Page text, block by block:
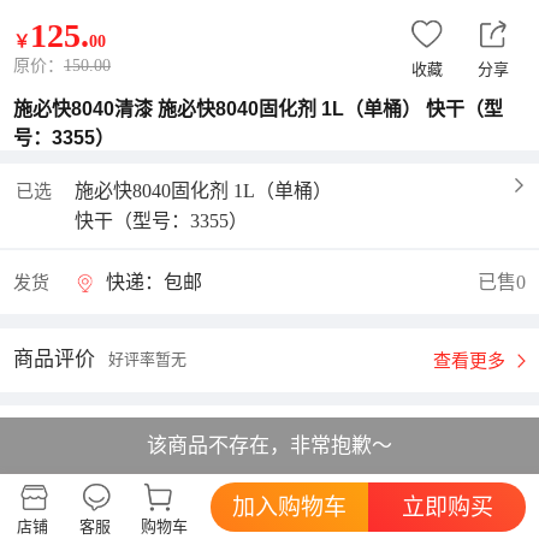
￥ 125.00
原价： 150.00 收藏 分享
施必快8040清漆 施必快8040固化剂 1L（单桶） 快干（型
号：3355）
已选
施必快8040固化剂 1L（单桶）
快干（型号：3355）
发货 快递：包邮 已售0
商品评价 好评率暂无 查看更多
自营店铺
综合体验:
描述相符 5分 服务态度 5分 发货速度 5分
该商品不存在，非常抱歉～
店铺 客服 购物车
加入购物车 立即购买